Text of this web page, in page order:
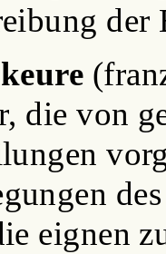
der
die von
eignen